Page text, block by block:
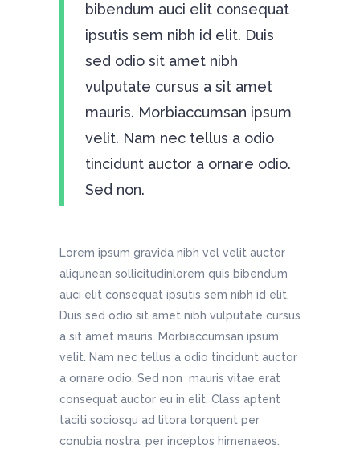
bibendum auci elit consequat
ipsutis sem nibh id elit. Duis
sed odio sit amet nibh
vulputate cursus a sit amet
mauris. Morbiaccumsan ipsum
velit. Nam nec tellus a odio
tincidunt auctor a ornare odio.
Sed non.
Lorem ipsum gravida nibh vel velit auctor
aliqunean sollicitudinlorem quis bibendum
auci elit consequat ipsutis sem nibh id elit.
Duis sed odio sit amet nibh vulputate cursus
a sit amet mauris. Morbiaccumsan ipsum
velit. Nam nec tellus a odio tincidunt auctor
a ornare odio. Sed non mauris vitae erat
consequat auctor eu in elit. Class aptent
taciti sociosqu ad litora torquent per
conubia nostra, per inceptos himenaeos.